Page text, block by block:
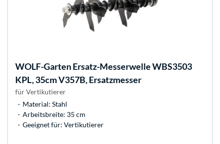
WOLF-GartenErsatz-Messerwelle WBS3503
KPL, 35cm V357B, Ersatzmesser
für Vertikutierer
Material: Stahl
Arbeitsbreite: 35 cm
Geeignet für: Vertikutierer